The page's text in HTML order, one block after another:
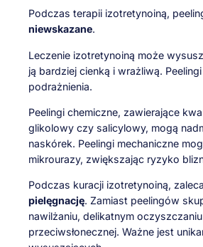
Podczas terapii izotretynoiną,
niewskazane.
Leczenie izotretynoiną może
ją bardziej cienką i wrażliwą.
podrażnienia.
Peelingi chemiczne, zawierające
glikolowy czy salicylowy, mogą
naskórek. Peelingi mechaniczne
mikrourazy, zwiększając ryzyko
Podczas kuracji izotretynoiną,
pielęgnację. Zamiast peelingów
nawilżaniu, delikatnym
przeciwsłonecznej. Ważne jest